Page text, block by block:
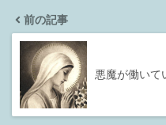
前の記事
悪魔が働いて